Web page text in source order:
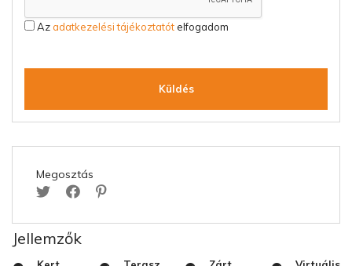
Azadatkezelési tájékoztatót elfogadom
Küldés
Megosztás
Jellemzők